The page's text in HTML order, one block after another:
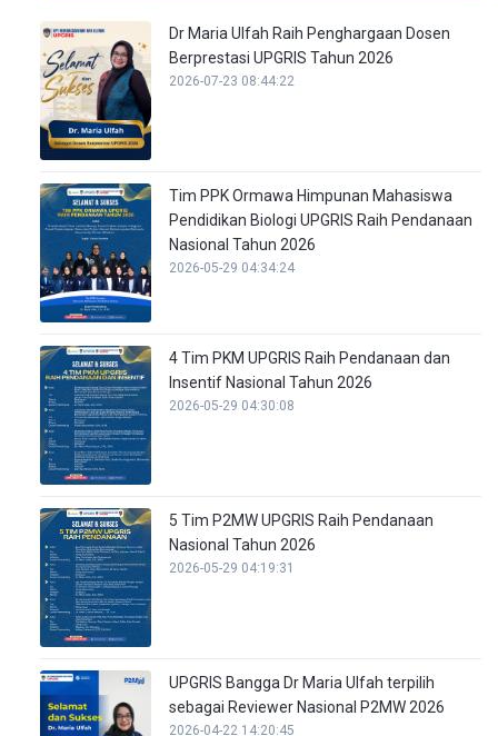
Dr Maria Ulfah Raih Penghargaan Dosen
Berprestasi UPGRIS Tahun 2026
2026-07-23 08:44:22
Tim PPK Ormawa Himpunan Mahasiswa
Pendidikan Biologi UPGRIS Raih Pendanaan
Nasional Tahun 2026
2026-05-29 04:34:24
4 Tim PKM UPGRIS Raih Pendanaan dan
Insentif Nasional Tahun 2026
2026-05-29 04:30:08
5 Tim P2MW UPGRIS Raih Pendanaan
Nasional Tahun 2026
2026-05-29 04:19:31
UPGRIS Bangga Dr Maria Ulfah terpilih
sebagai Reviewer Nasional P2MW 2026
2026-04-22 14:20:45